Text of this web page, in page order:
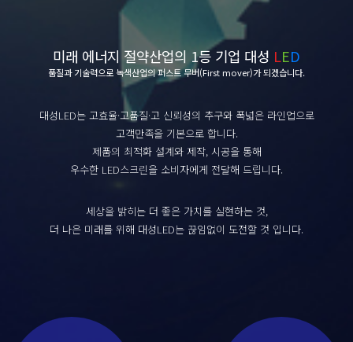
미래 에너지 절약산업의 1등 기업 대성 LED
품질과 기술력으로 녹색산업의 퍼스트 무버(First mover)가 되겠습니다.
대성LED는 고효율·고품질·고 신뢰성의 추구와 폭넓은 라인업으로
고객만족을 기본으로 합니다.
제품의 최적화 설계와 제작, 시공을 통해
우수한 LED스크린을 소비자에게 전달해 드립니다.
세상을 밝히는 더 좋은 가치를 실현하는 것,
더 나은 미래를 위해 대성LED는 끊임없이 도전할 것 입니다.